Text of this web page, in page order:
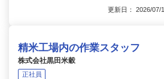
更新日： 2026/
精米工場内の作業スタッフ
株式会社黒田米穀
正社員